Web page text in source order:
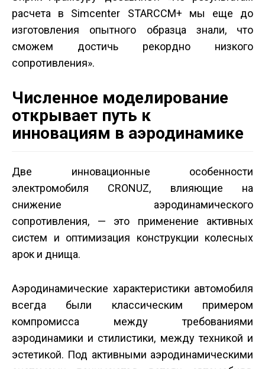
расчета в Simcenter STAR­CCM+ мы еще до
изготовления опытного образца знали, что
сможем достичь рекордно низкого
сопротивления».
Численное моделирование
открывает путь к
инновациям в аэродинамике
Две инновационные особенности
электромобиля CRONUZ, влияющие на
снижение аэродинамического
сопротивления, — это применение активных
систем и оптимизация конструкции колесных
арок и днища.
Аэродинамические характеристики автомобиля
всегда были классическим примером
компромисса между требованиями
аэродинамики и стилистики, между техникой и
эстетикой. Под активными аэродинамическими